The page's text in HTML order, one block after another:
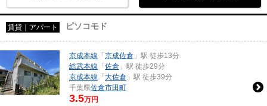
賃貸｜アパート ピソコモド
京成本線 「 京成佐倉 」駅 徒歩13分
総武本線 「 佐倉 」駅 徒歩29分
京成本線 「 大佐倉 」駅 徒歩39分
千葉県佐倉市田町
3.5万円